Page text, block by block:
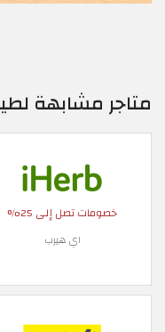
متاجر مشابهة
خصومات تصل إلى 25%
اي هيرب